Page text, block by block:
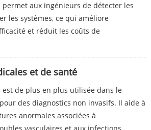
aux ingénieurs de détecter les
les systèmes, ce qui améliore
et réduit les coûts de
et de santé
de plus en plus utilisée dans le
des diagnostics non invasifs. Il aide à
anormales associées à